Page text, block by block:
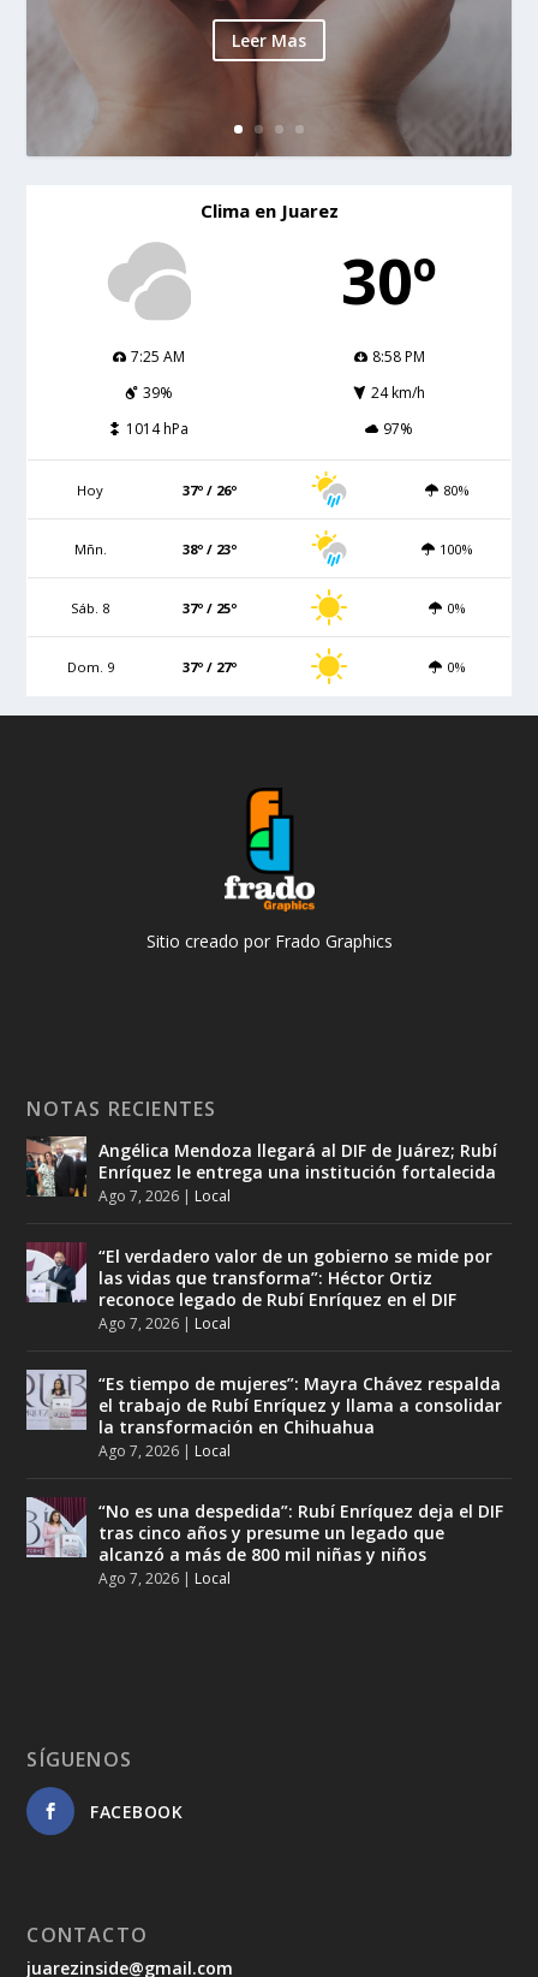
Leer Mas
Clima en Juarez
30º
7:25 AM
8:58 PM
39%
24 km/h
1014 hPa
97%
Hoy 37º / 26º 80%
Mñn. 38º / 23º 100%
Sáb. 8 37º / 25º 0%
Dom. 9 37º / 27º 0%
Sitio creado por Frado Graphics
NOTAS RECIENTES
Angélica Mendoza llegará al DIF de Juárez; Rubí
Enríquez le entrega una institución fortalecida
Ago 7, 2026 | Local
“El verdadero valor de un gobierno se mide por
las vidas que transforma”: Héctor Ortiz
reconoce legado de Rubí Enríquez en el DIF
Ago 7, 2026 | Local
“Es tiempo de mujeres”: Mayra Chávez respalda
el trabajo de Rubí Enríquez y llama a consolidar
la transformación en Chihuahua
Ago 7, 2026 | Local
“No es una despedida”: Rubí Enríquez deja el DIF
tras cinco años y presume un legado que
alcanzó a más de 800 mil niñas y niños
Ago 7, 2026 | Local
SÍGUENOS
FACEBOOK
CONTACTO
juarezinside@gmail.com